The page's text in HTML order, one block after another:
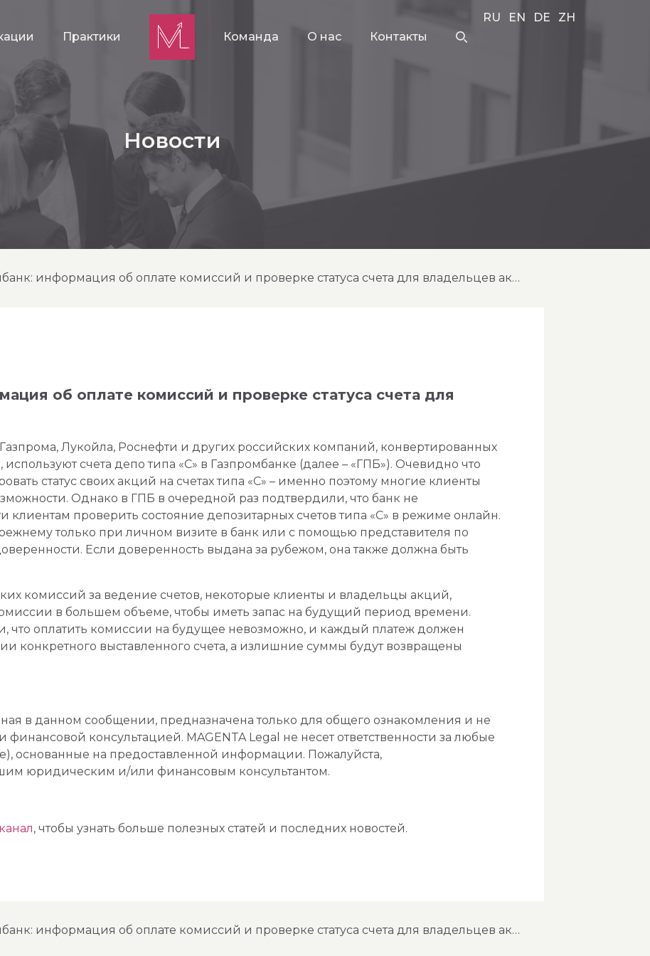
Практики Команда О нас Контакты
RU EN DE ZH
Новости
газпромбанк: информация об оплате комиссий и проверке статуса счета для владельцев акций
об оплате комиссий и проверке статуса счета для
Лукойла, Роснефти и других российских компаний, конвертированных
счета депо типа «С» в Газпромбанке (далее – «ГПБ»). Очевидно что
статус своих акций на счетах типа «С» – именно поэтому многие клиенты
Однако в ГПБ в очередной раз подтвердили, что банк не
клиентам проверить состояние депозитарных счетов типа «С» в режиме онлайн.
только при личном визите в банк или с помощью представителя по
Если доверенность выдана за рубежом, она также должна быть
комиссий за ведение счетов, некоторые клиенты и владельцы акций,
комиссии в большем объеме, чтобы иметь запас на будущий период времени.
что оплатить комиссии на будущее невозможно, и каждый платеж должен
конкретного выставленного счета, а излишние суммы будут возвращены
в данном сообщении, предназначена только для общего ознакомления и не
консультацией. MAGENTA Legal не несет ответственности за любые
основанные на предоставленной информации. Пожалуйста,
юридическим и/или финансовым консультантом.
, чтобы узнать больше полезных статей и последних новостей.
газпромбанк: информация об оплате комиссий и проверке статуса счета для владельцев акций